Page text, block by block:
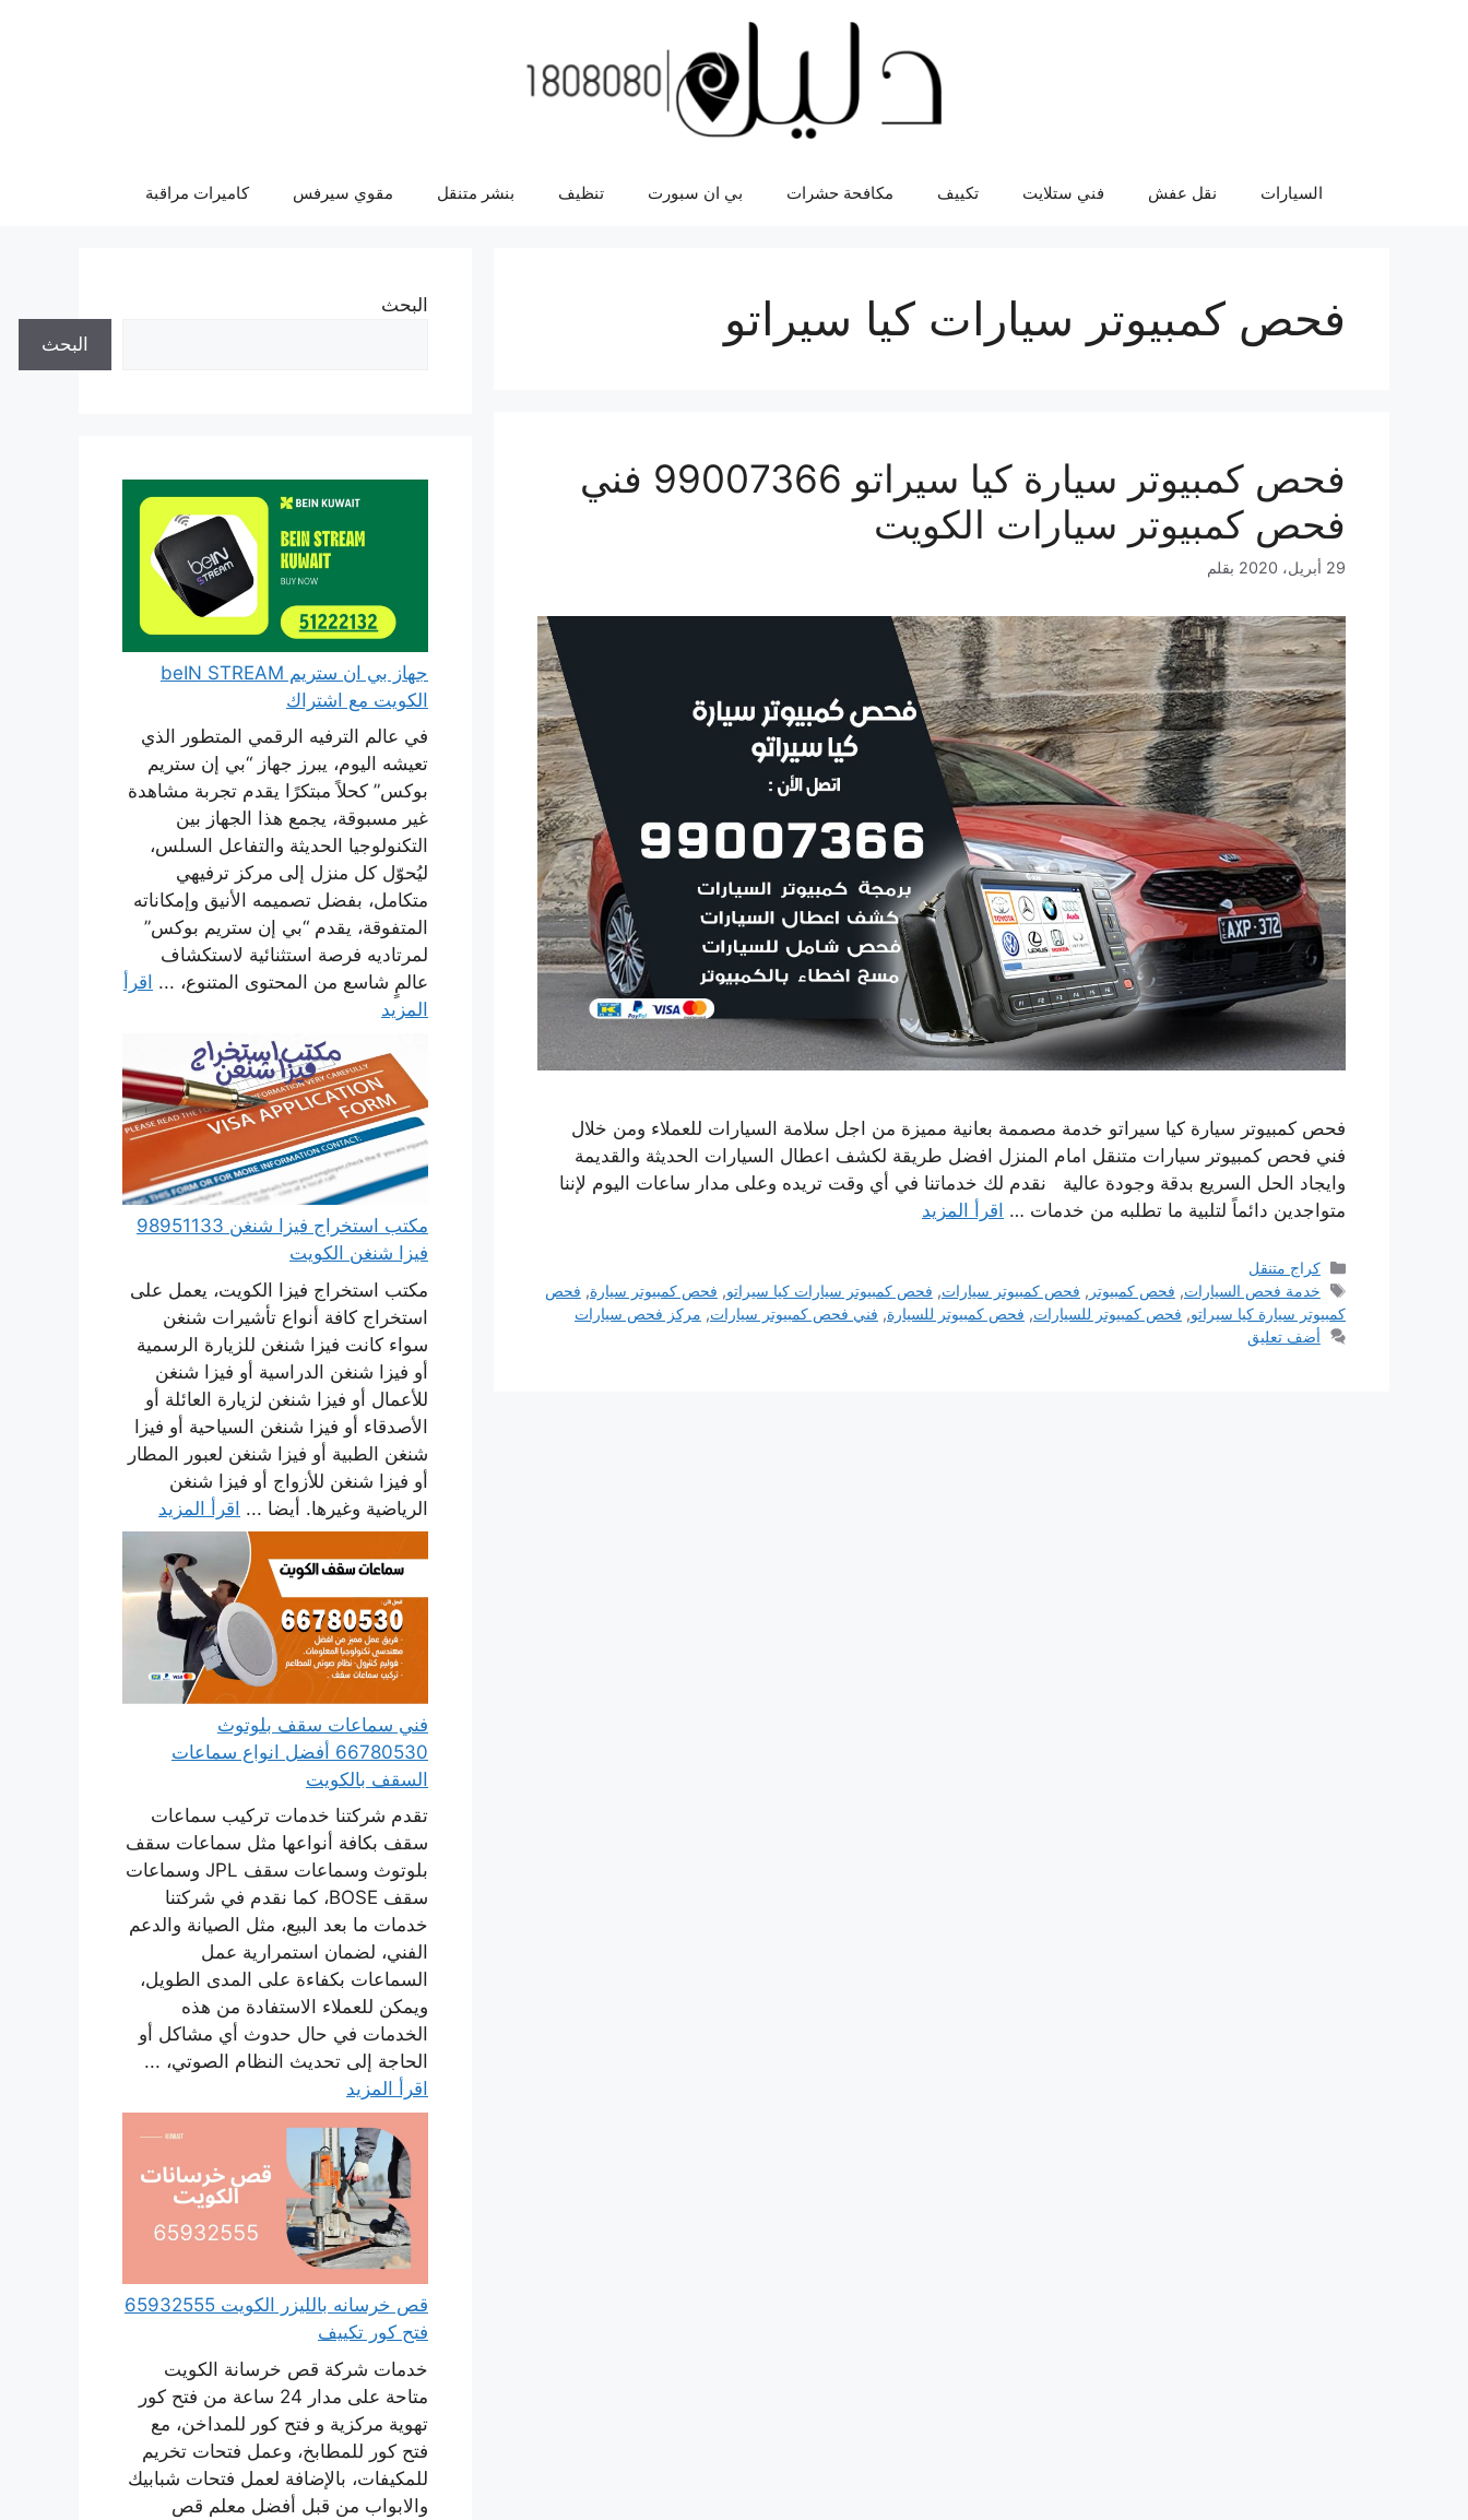
السيارات نقل عفش فني ستلايت تكييف مكافحة حشرات بي ان سبورت تنظيف بنشر متنقل مقوي سيرفس كاميرات مراقبة
فحص كمبيوتر سيارات كيا سيراتو
فحص كمبيوتر سيارة كيا سيراتو 99007366 فني
فحص كمبيوتر سيارات الكويت
29 أبريل، 2020 بقلم
فحص كمبيوتر سيارة كيا سيراتو خدمة مصممة بعانية مميزة من اجل سلامة السيارات للعملاء ومن خلال
فني فحص كمبيوتر سيارات متنقل امام المنزل افضل طريقة لكشف اعطال السيارات الحديثة والقديمة
وايجاد الحل السريع بدقة وجودة عالية نقدم لك خدماتنا في أي وقت تريده وعلى مدار ساعات اليوم لإننا
متواجدين دائماً لتلبية ما تطلبه من خدمات … اقرأ المزيد
التصنيفات
كراج متنقل
الوسوم
خدمة فحص السيارات, فحص كمبيوتر , فحص كمبيوتر سيارات, فحص كمبيوتر سيارات كيا سيراتو, فحص كمبيوتر سيارة, فحص
كمبيوتر سيارة كيا سيراتو, فحص كمبيوتر للسيارات, فحص كمبيوتر للسيارة, فني فحص كمبيوتر سيارات, مركز فحص سيارات
أضف تعليق
البحث
البحث
جهاز بي ان ستريم beIN STREAM
الكويت مع اشتراك
في عالم الترفيه الرقمي المتطور الذي
تعيشه اليوم، يبرز جهاز “بي إن ستريم
بوكس” كحلاً مبتكرًا يقدم تجربة مشاهدة
غير مسبوقة، يجمع هذا الجهاز بين
التكنولوجيا الحديثة والتفاعل السلس،
ليُحوّل كل منزل إلى مركز ترفيهي
متكامل، بفضل تصميمه الأنيق وإمكاناته
المتفوقة، يقدم “بي إن ستريم بوكس”
لمرتاديه فرصة استثنائية لاستكشاف
عالمٍ شاسع من المحتوى المتنوع، ... اقرأ
المزيد
مكتب استخراج فيزا شنغن 98951133
فيزا شنغن الكويت
مكتب استخراج فيزا الكويت، يعمل على
استخراج كافة أنواع تأشيرات شنغن
سواء كانت فيزا شنغن للزيارة الرسمية
أو فيزا شنغن الدراسية أو فيزا شنغن
للأعمال أو فيزا شنغن لزيارة العائلة أو
الأصدقاء أو فيزا شنغن السياحية أو فيزا
شنغن الطبية أو فيزا شنغن لعبور المطار
أو فيزا شنغن للأزواج أو فيزا شنغن
الرياضية وغيرها. أيضا ... اقرأ المزيد
فني سماعات سقف بلوتوث
66780530 أفضل انواع سماعات
السقف بالكويت
تقدم شركتنا خدمات تركيب سماعات
سقف بكافة أنواعها مثل سماعات سقف
بلوتوث وسماعات سقف JPL وسماعات
سقف BOSE، كما نقدم في شركتنا
خدمات ما بعد البيع، مثل الصيانة والدعم
الفني، لضمان استمرارية عمل
السماعات بكفاءة على المدى الطويل،
ويمكن للعملاء الاستفادة من هذه
الخدمات في حال حدوث أي مشاكل أو
الحاجة إلى تحديث النظام الصوتي، ...
اقرأ المزيد
قص خرسانه بالليزر الكويت 65932555
فتح كور تكييف
خدمات شركة قص خرسانة الكويت
متاحة على مدار 24 ساعة من فتح كور
تهوية مركزية و فتح كور للمداخن، مع
فتح كور للمطابخ، وعمل فتحات تخريم
للمكيفات، بالإضافة لعمل فتحات شبابيك
والابواب من قبل أفضل معلم قص